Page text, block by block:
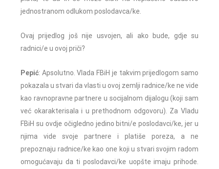
jednostranom odlukom poslodavca/ke.
Ovaj prijedlog još nije usvojen, ali ako bude, gdje su
radnici/e u ovoj priči?
Pepić: Apsolutno. Vlada FBiH je takvim prijedlogom samo
pokazala u stvari da vlasti u ovoj zemlji radnice/ke ne vide
kao ravnopravne partnere u socijalnom dijalogu (koji sam
već okarakterisala i u prethodnom odgovoru). Za Vladu
FBiH su ovdje očigledno jedino bitni/e poslodavci/ke, jer u
njima vide svoje partnere i platiše poreza, a ne
prepoznaju radnice/ke kao one koji u stvari svojim radom
omogućavaju da ti poslodavci/ke uopšte imaju prihode.